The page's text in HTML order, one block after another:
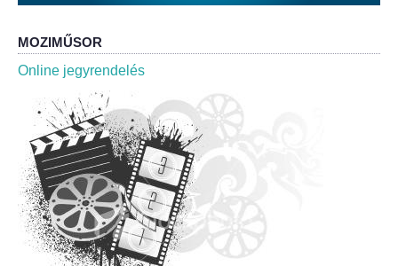
Rendeletek
Polgármesteri normatív határozatok
Önkormányzati támogatások
Szabályzatok
Pályázatok
Közbeszerzések
MOZIMŰSOR
Online jegyrendelés